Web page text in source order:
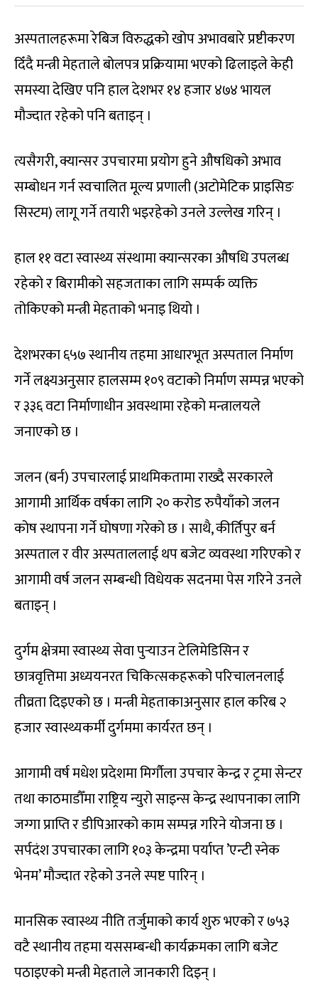
अस्पतालहरूमा रेबिज विरुद्धको खोप अभावबारे प्रष्टीकरण
दिँदै मन्त्री मेहताले बोलपत्र प्रक्रियामा भएको ढिलाइले केही
समस्या देखिए पनि हाल देशभर १४ हजार ४७४ भायल
मौज्दात रहेको पनि बताइन् ।
त्यसैगरी, क्यान्सर उपचारमा प्रयोग हुने औषधिको अभाव
सम्बोधन गर्न स्वचालित मूल्य प्रणाली (अटोमेटिक प्राइसिङ
सिस्टम) लागू गर्ने तयारी भइरहेको उनले उल्लेख गरिन् ।
हाल ११ वटा स्वास्थ्य संस्थामा क्यान्सरका औषधि उपलब्ध
रहेको र बिरामीको सहजताका लागि सम्पर्क व्यक्ति
तोकिएको मन्त्री मेहताको भनाइ थियो ।
देशभरका ६५७ स्थानीय तहमा आधारभूत अस्पताल निर्माण
गर्ने लक्ष्यअनुसार हालसम्म १०९ वटाको निर्माण सम्पन्न भएको
र ३३६ वटा निर्माणाधीन अवस्थामा रहेको मन्त्रालयले
जनाएको छ ।
जलन (बर्न) उपचारलाई प्राथमिकतामा राख्दै सरकारले
आगामी आर्थिक वर्षका लागि २० करोड रुपैयाँको जलन
कोष स्थापना गर्ने घोषणा गरेको छ । साथै, कीर्तिपुर बर्न
अस्पताल र वीर अस्पताललाई थप बजेट व्यवस्था गरिएको र
आगामी वर्ष जलन सम्बन्धी विधेयक सदनमा पेस गरिने उनले
बताइन् ।
दुर्गम क्षेत्रमा स्वास्थ्य सेवा पुर्‍याउन टेलिमेडिसिन र
छात्रवृत्तिमा अध्ययनरत चिकित्सकहरूको परिचालनलाई
तीव्रता दिइएको छ । मन्त्री मेहताकाअनुसार हाल करिब २
हजार स्वास्थ्यकर्मी दुर्गममा कार्यरत छन् ।
आगामी वर्ष मधेश प्रदेशमा मिर्गौला उपचार केन्द्र र ट्रमा सेन्टर
तथा काठमाडौँमा राष्ट्रिय न्युरो साइन्स केन्द्र स्थापनाका लागि
जग्गा प्राप्ति र डीपिआरको काम सम्पन्न गरिने योजना छ ।
सर्पदंश उपचारका लागि १०३ केन्द्रमा पर्याप्त ’एन्टी स्नेक
भेनम’ मौज्दात रहेको उनले स्पष्ट पारिन् ।
मानसिक स्वास्थ्य नीति तर्जुमाको कार्य शुरु भएको र ७५३
वटै स्थानीय तहमा यससम्बन्धी कार्यक्रमका लागि बजेट
पठाइएको मन्त्री मेहताले जानकारी दिइन् ।